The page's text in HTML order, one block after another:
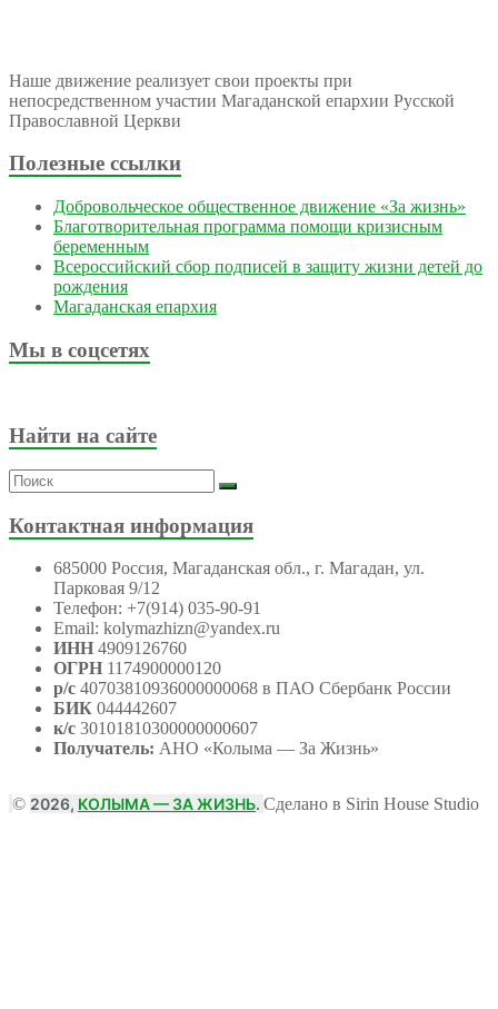
Наше движение реализует свои проекты при
непосредственном участии Магаданской епархии Русской
Православной Церкви
Полезные ссылки
Добровольческое общественное движение «За жизнь»
Благотворительная программа помощи кризисным
беременным
Всероссийский сбор подписей в защиту жизни детей до
рождения
Магаданская епархия
Мы в соцсетях
Найти на сайте
Контактная информация
685000 Россия, Магаданская обл., г. Магадан, ул.
Парковая 9/12
Телефон: +7(914) 035-90-91
Email: kolymazhizn@yandex.ru
ИНН 4909126760
ОГРН 1174900000120
р/с 40703810936000000068 в ПАО Сбербанк России
БИК 044442607
к/с 30101810300000000607
Получатель: АНО «Колыма — За Жизнь»
© 2026, КОЛЫМА — ЗА ЖИЗНЬ. Сделано в Sirin House Studio